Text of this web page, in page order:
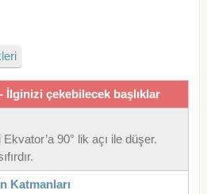
İlginizi çekebilecek başlıklar
90° lik açı ile düşer.
Katmanları